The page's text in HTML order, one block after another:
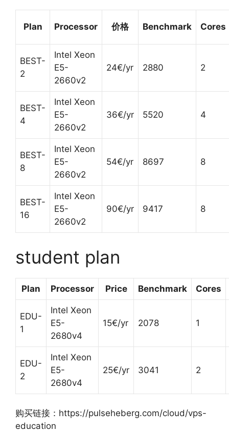
Plan Processor 价格 Benchmark Cores
BEST-
2
Intel Xeon
E5-
2660v2
24€/yr 2880 2
BEST-
4
Intel Xeon
E5-
2660v2
36€/yr 5520 4
BEST-
8
Intel Xeon
E5-
2660v2
54€/yr 8697 8
BEST-
16
Intel Xeon
E5-
2660v2
90€/yr 9417 8
student plan
Plan Processor Price Benchmark Cores
EDU-
1
Intel Xeon
E5-
2680v4
15€/yr 2078 1
EDU-
2
Intel Xeon
E5-
2680v4
25€/yr 3041 2
购买链接：https://pulseheberg.com/cloud/vps-
education